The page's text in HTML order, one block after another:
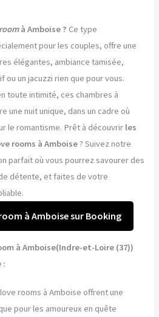
à Amboise ? Ce type
pour les couples, offre une
élégantes, ambiance tamisée,
ou un jacuzzi rien que pour vous.
toute intimité, ces chambres à
une nuit unique, dans un cadre où
le romantisme. Prêt à découvrir les
rooms à Amboise? Suivez notre
parfait où vous pourrez savourer des
détente, et faites de votre
à Amboise sur Booking
à Amboise(Indre-et-Loire (37))
:
rooms à Amboise offrent une
pour les amoureux en quête